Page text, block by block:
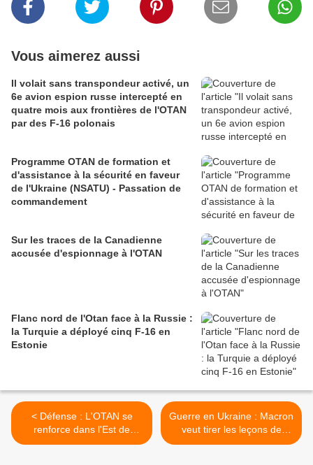
Vous aimerez aussi
Il volait sans transpondeur activé, un
6e avion espion russe intercepté en
quatre mois aux frontières de l'OTAN
par des F-16 polonais
Programme OTAN de formation et
d'assistance à la sécurité en faveur
de l'Ukraine (NSATU) - Passation de
commandement
Sur les traces de la Canadienne
accusée d'espionnage à l'OTAN
Flanc nord de l'Otan face à la Russie :
la Turquie a déployé cinq F-16 en
Estonie
< Défense : L'OTAN se
renforce dans l'Est de
l'Europe
Guerre en Ukraine : Macron
veut tirer les leçons de
l'invasion russe au niveau